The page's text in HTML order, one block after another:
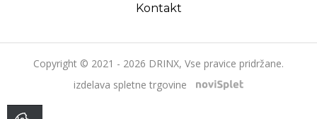
Kontakt
Copyright © 2021 - 2026 DRINX, Vse pravice pridržane.
izdelava spletne trgovine